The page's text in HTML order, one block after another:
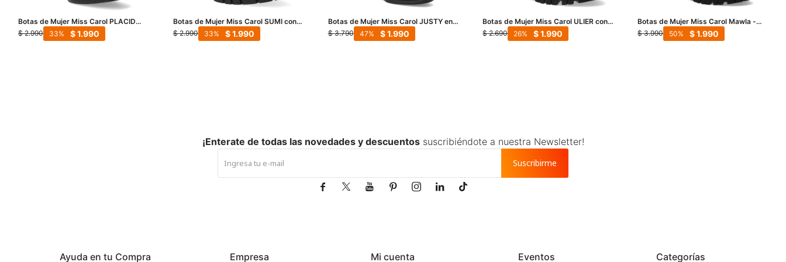
Botas de Mujer Miss Carol PLACID
con simil cuero elastizado - Negro
$ 2.990 $1.990
33
Botas de Mujer Miss Carol SUMI con
hebillas - Negro
$ 2.990 $1.990
33
Botas de Mujer Miss Carol JUSTY en
punta bucanera - Negro
$ 3.790 $ 1.990
47
Botas de Mujer Miss Carol ULIER con
elastico - Negro
$ 2.690 $1.990
26
Botas de Mujer Miss Carol Mawla -
Negro
$ 3.990 $1.990
50
Ayuda en tu Compra Empresa Mi cuenta Eventos Categorías
¡Enterate de todas las novedades y descuentossuscribiéndote a nuestra Newsletter!
Suscribirme
      